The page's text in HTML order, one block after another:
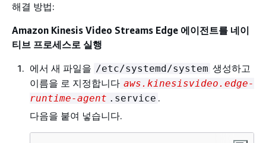
해결 방법:
Amazon Kinesis Video Streams Edge 에이전트를 네이
티브 프로세스로 실행
에서 새 파일을 /etc/systemd/system 생성하고
이름을 로 지정합니다 aws.kinesisvideo.edge-
runtime-agent .service .
다음을 붙여 넣습니다.